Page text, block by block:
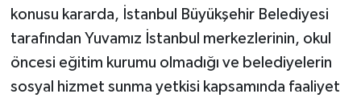
konusu kararda, İstanbul Büyükşehir Belediyesi
tarafından Yuvamız İstanbul merkezlerinin, okul
öncesi eğitim kurumu olmadığı ve belediyelerin
sosyal hizmet sunma yetkisi kapsamında faaliyet